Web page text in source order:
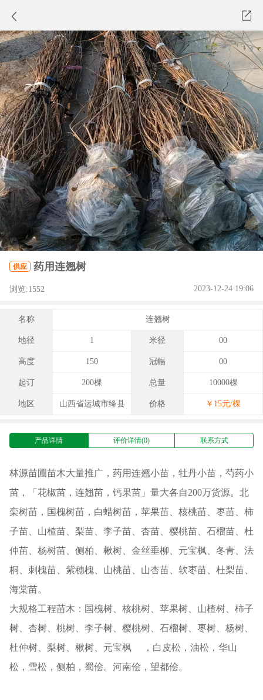
供应 药用连翘树
浏览:1552 2023-12-24 19:06
名称 连翘树
地径 1 米径 00
高度 150 冠幅 00
起订 200棵 总量 10000棵
地区 山西省运城市绛县 价格 ￥15元/棵
产品详情 评价详情(0) 联系方式
林源苗圃苗木大量推广，药用连翘小苗，牡丹小苗，芍药小
苗，「花椒苗，连翘苗，钙果苗」量大各自200万货源。北
栾树苗，国槐树苗，白蜡树苗，苹果苗、核桃苗、枣苗、柿
子苗、山楂苗、梨苗、李子苗、杏苗、樱桃苗、石榴苗、杜
仲苗、杨树苗、侧柏、楸树、金丝垂柳、元宝枫、冬青、法
桐、刺槐苗、紫穗槐、山桃苗、山杏苗、软枣苗、杜梨苗、
海棠苗。
大规格工程苗木：国槐树、核桃树、苹果树、山楂树、柿子
树、杏树、桃树、李子树、樱桃树、石榴树、枣树、杨树、
杜仲树、梨树、楸树、元宝枫 ，白皮松，油松，华山
松，雪松，侧柏，蜀侩。河南侩，望都侩。